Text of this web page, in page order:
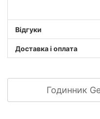
Відгуки
Доставка і оплата
Годинник